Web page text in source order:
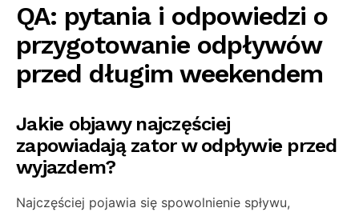
QA: pytania i odpowiedzi o
przygotowanie odpływów
przed długim weekendem
Jakie objawy najczęściej
zapowiadają zator w odpływie przed
wyjazdem?
Najczęściej pojawia się spowolnienie spływu,